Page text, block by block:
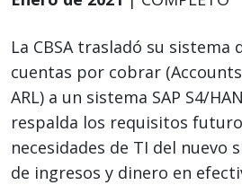
La CBSA trasladó su sistema
cuentas por cobrar
ARL) a un sistema SAP S4/
respalda los requisitos
necesidades de TI del nuevo
de ingresos y dinero en